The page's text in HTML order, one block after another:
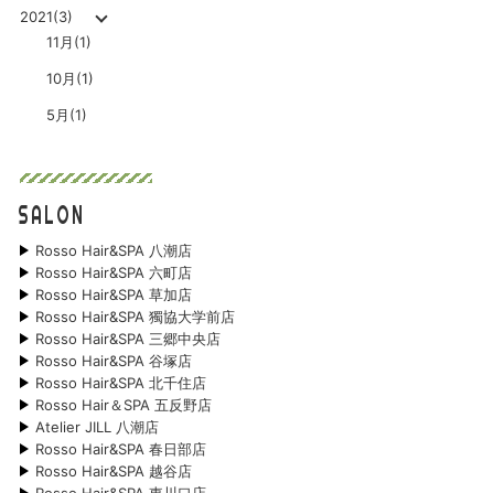
2021(3)
11月(1)
10月(1)
5月(1)
SALON
Rosso Hair&SPA 八潮店
Rosso Hair&SPA 六町店
Rosso Hair&SPA 草加店
Rosso Hair&SPA 獨協大学前店
Rosso Hair&SPA 三郷中央店
Rosso Hair&SPA 谷塚店
Rosso Hair&SPA 北千住店
Rosso Hair＆SPA 五反野店
Atelier JILL 八潮店
Rosso Hair&SPA 春日部店
Rosso Hair&SPA 越谷店